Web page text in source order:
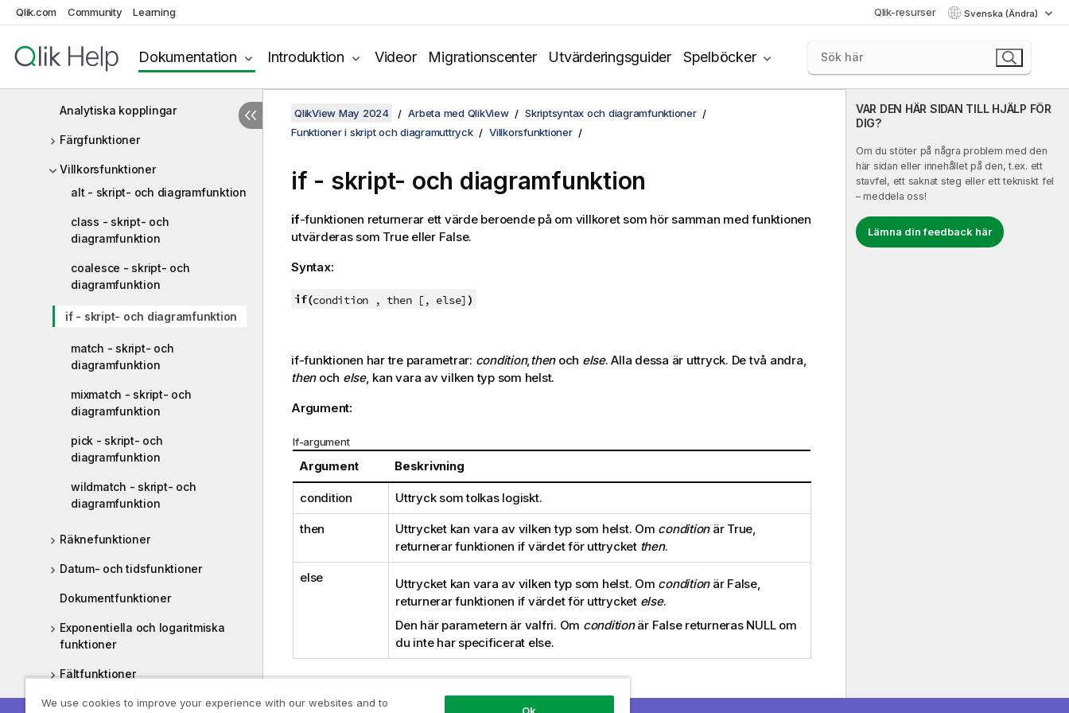
Qlik.com Community Learning Qlik-resurser Svenska (Ändra)
Dokumentation Introduktion Videor Migrationscenter Utvärderingsguider Spelböcker
Funktioner i skript och
diagramuttryck
Aggregeringsfunktioner
Analytiska kopplingar
Färgfunktioner
Villkorsfunktioner
alt - skript- och diagramfunktion
class - skript- och
diagramfunktion
coalesce - skript- och
diagramfunktion
if - skript- och diagramfunktion
match - skript- och
diagramfunktion
mixmatch - skript- och
diagramfunktion
pick - skript- och
diagramfunktion
wildmatch - skript- och
diagramfunktion
Räknefunktioner
Datum- och tidsfunktioner
Dokumentfunktioner
Exponentiella och logaritmiska
funktioner
Fältfunktioner
Filfunktioner
VAR DEN HÄR SIDAN TILL HJÄLP FÖR
DIG?
Om du stöter på några problem med den
här sidan eller innehållet på den, t.ex. ett
stavfel, ett saknat steg eller ett tekniskt fel
– meddela oss!
Lämna din feedback här
QlikView May 2024 Arbeta med QlikView
Skriptsyntax och diagramfunktioner
Funktioner i skript och diagramuttryck
Villkorsfunktioner
if - skript- och diagramfunktion
if-funktionen returnerar ett värde beroende på om villkoret som hör samman med funktionen
utvärderas som Trueeller False.
Syntax:
if(condition , then [, else] )
if-funktionen har tre parametrar: condition, thenoch else. Alla dessa är uttryck. De två andra,
thenoch else, kan vara av vilken typ som helst.
Argument:
If-argument
Argument Beskrivning
condition Uttryck som tolkas logiskt.
then Uttrycket kan vara av vilken typ som helst. Om conditionär True
returnerar funktionen if värdet för uttrycket then.
else Uttrycket kan vara av vilken typ som helst. Om conditionär False,
returnerar funktionen if värdet för uttrycket else.
Den här parametern är valfri. Om conditionär Falsereturneras NULL om
du inte har specificerat else.
We use cookies to improve your experience with our websites and to